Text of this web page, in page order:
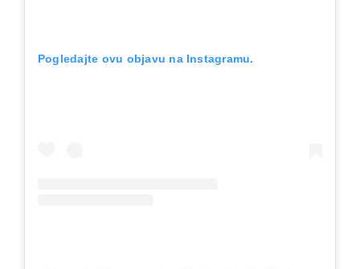
Pogledajte ovu objavu na Instagramu.